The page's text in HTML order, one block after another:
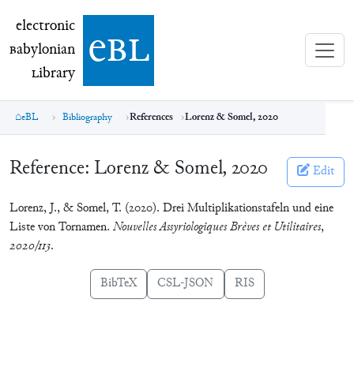
electronic Babylonian Library (eBL)
electronic
Babylonian
Library ebl
eBL Bibliography References Lorenz & Somel, 2020
Reference: Lorenz & Somel, 2020 Edit
Lorenz, J., & Somel, T. (2020). Drei Multiplikationstafeln und eine
Liste von Tornamen. Nouvelles Assyriologiques Brèves et Utilitaires,
2020/113.
BibTeX CSL-JSON RIS